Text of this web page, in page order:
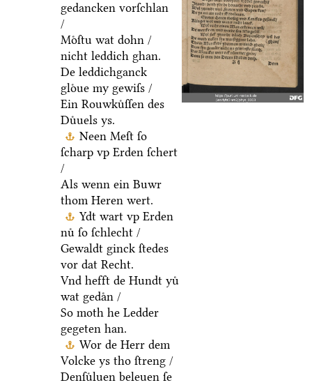
gedancken vorſchlan
/
Moͤſtu wat dohn /
nicht leddich ghan.
De leddichganck
gloͤue my gewiſs /
Ein Rouwkuͤſſen des
Duͤuels ys.
Neen Meſt ſo
ſcharp vp Erden ſchert
/
Als wenn ein Buwr
thom Heren wert.
Ydt wart vp Erden
nuͤ ſo ſchlecht /
Gewaldt ginck ſtedes
vor dat Recht.
Vnd hefft de Hundt yuͤ
wat gedaͤn /
So moth he Ledder
gegeten han.
Wor de Herr dem
Volcke ys tho ſtreng /
Denſuͤluen beleuen ſe